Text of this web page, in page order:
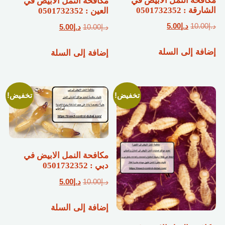
الشارقة : 0501732352
د.إ10.00 السعر
هو:
د.إ 5.00السعر
هو:
إضافة إلى السلة
العين : 0501732352
د.إ10.00 السعر
هو:
د.إ5.00السعر
هو:
إضافة إلى السلة
تخفيض! تخفيض!
مكافحة النمل الابيض في
دبي : 0501732352
د.إ10.00 السعر
هو:
د.إ5.00السعر
هو:
إضافة إلى السلة